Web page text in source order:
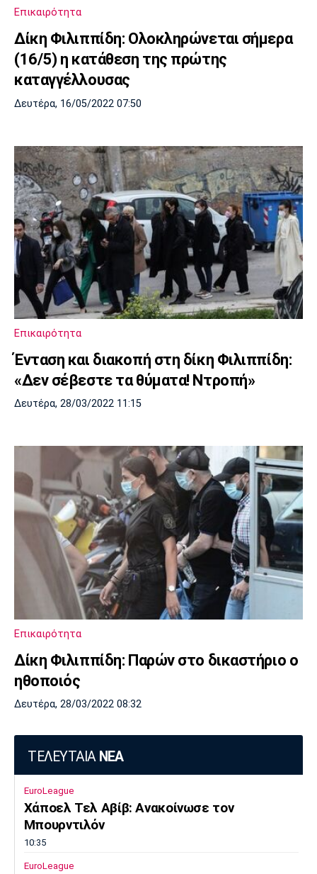
Επικαιρότητα
Δίκη Φιλιππίδη: Ολοκληρώνεται σήμερα
(16/5) η κατάθεση της πρώτης
καταγγέλλουσας
Δευτέρα, 16/05/2022 07:50
Επικαιρότητα
Ένταση και διακοπή στη δίκη Φιλιππίδη:
«Δεν σέβεστε τα θύματα! Ντροπή»
Δευτέρα, 28/03/2022 11:15
Επικαιρότητα
Δίκη Φιλιππίδη: Παρών στο δικαστήριο ο
ηθοποιός
Δευτέρα, 28/03/2022 08:32
ΤΕΛΕΥΤΑΙΑ ΝΕΑ
EuroLeague
Χάποελ Τελ Αβίβ: Ανακοίνωσε τον
Μπουρντιλόν
10:35
EuroLeague